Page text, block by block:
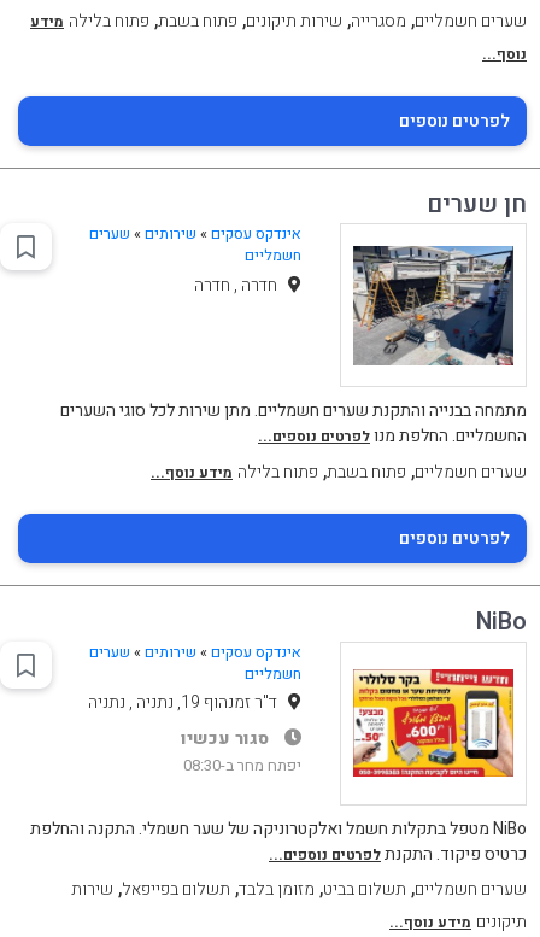
שערים חשמליים, מסגרייה, שירות תיקונים, פתוח בשבת, פתוח בלילה מידע
נוסף...
לפרטים נוספים
חן שערים
אינדקס עסקים » שירותים» שערים
חשמליים
חדרה , חדרה
מתמחה בבנייה והתקנת שערים חשמליים. מתן שירות לכל סוגי השערים
החשמליים. החלפת מנולפרטים נוספים...
שערים חשמליים, פתוח בשבת, פתוח בלילה מידע נוסף...
לפרטים נוספים
NiBo
אינדקס עסקים » שירותים» שערים
חשמליים
ד"ר זמנהוף 19, נתניה , נתניה
סגור עכשיו
יפתח מחר ב-08:30
NiBo מטפל בתקלות חשמל ואלקטרוניקה של שער חשמלי. התקנה והחלפת
כרטיס פיקוד. התקנתלפרטים נוספים...
שערים חשמליים, תשלום בביט, מזומן בלבד, תשלום בפייפאל, שירות
תיקונים מידע נוסף...